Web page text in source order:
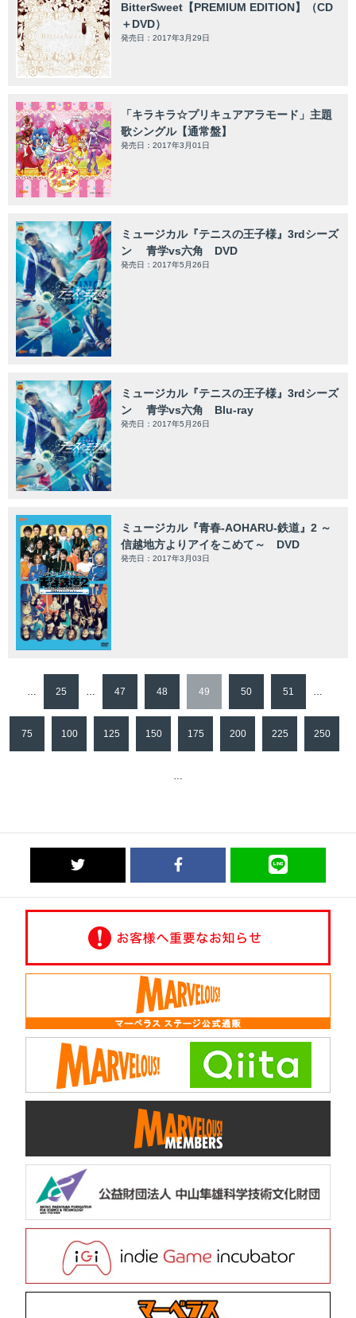
BitterSweet【PREMIUM EDITION】（CD
＋DVD）
発売日：2017年3月29日
「キラキラ☆プリキュアアラモード」主題
歌シングル【通常盤】
発売日：2017年3月01日
ミュージカル『テニスの王子様』3rdシーズ
ン 青学vs六角 DVD
発売日：2017年5月26日
ミュージカル『テニスの王子様』3rdシーズ
ン 青学vs六角 Blu-ray
発売日：2017年5月26日
ミュージカル『青春-AOHARU-鉄道』2 ～
信越地方よりアイをこめて～ DVD
発売日：2017年3月03日
… 25 … 47 48 49 50 51 …
75 100 125 150 175 200 225 250
…